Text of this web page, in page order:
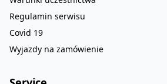
Regulamin serwisu
Covid 19
Wyjazdy na zamówienie